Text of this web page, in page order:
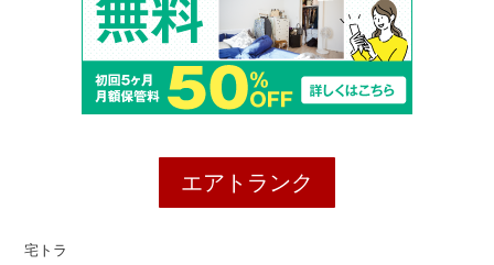
エアトランク
宅トラ